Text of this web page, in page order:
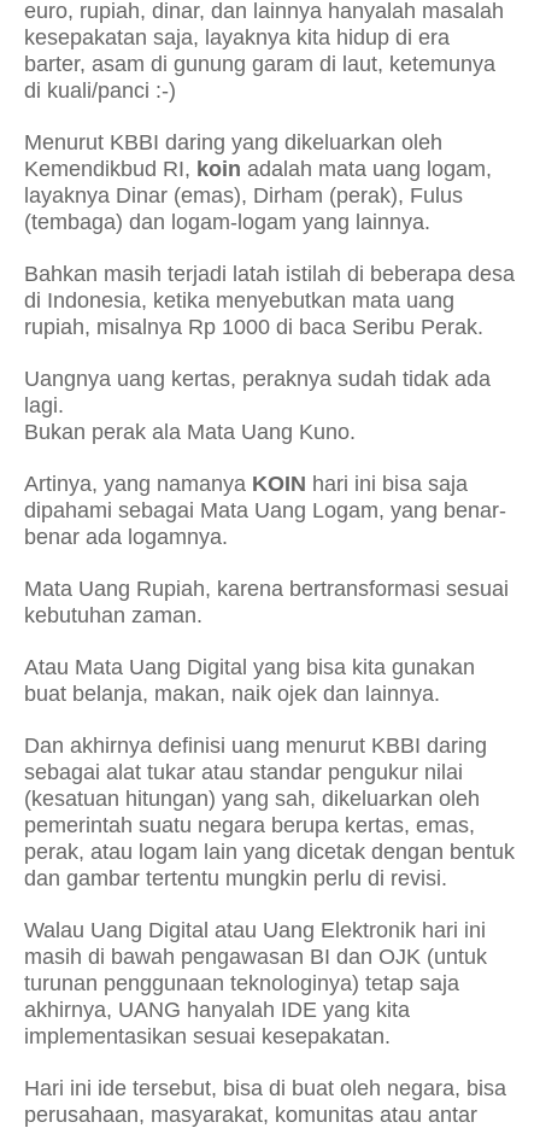
euro, rupiah, dinar, dan lainnya hanyalah masalah
kesepakatan saja, layaknya kita hidup di era
barter, asam di gunung garam di laut, ketemunya
di kuali/panci :-)
Menurut KBBI daring yang dikeluarkan oleh
Kemendikbud RI, koin adalah mata uang logam,
layaknya Dinar (emas), Dirham (perak), Fulus
(tembaga) dan logam-logam yang lainnya.
Bahkan masih terjadi latah istilah di beberapa desa
di Indonesia, ketika menyebutkan mata uang
rupiah, misalnya Rp 1000 di baca Seribu Perak.
Uangnya uang kertas, peraknya sudah tidak ada
lagi.
Bukan perak ala Mata Uang Kuno.
Artinya, yang namanya KOIN hari ini bisa saja
dipahami sebagai Mata Uang Logam, yang benar-
benar ada logamnya.
Mata Uang Rupiah, karena bertransformasi sesuai
kebutuhan zaman.
Atau Mata Uang Digital yang bisa kita gunakan
buat belanja, makan, naik ojek dan lainnya.
Dan akhirnya definisi uang menurut KBBI daring
sebagai alat tukar atau standar pengukur nilai
(kesatuan hitungan) yang sah, dikeluarkan oleh
pemerintah suatu negara berupa kertas, emas,
perak, atau logam lain yang dicetak dengan bentuk
dan gambar tertentu mungkin perlu di revisi.
Walau Uang Digital atau Uang Elektronik hari ini
masih di bawah pengawasan BI dan OJK (untuk
turunan penggunaan teknologinya) tetap saja
akhirnya, UANG hanyalah IDE yang kita
implementasikan sesuai kesepakatan.
Hari ini ide tersebut, bisa di buat oleh negara, bisa
perusahaan, masyarakat, komunitas atau antar